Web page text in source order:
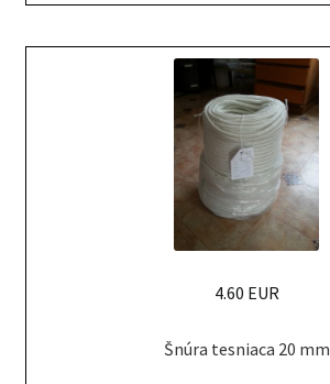
Šnúra tesniaca 20 mm
4.60 EUR